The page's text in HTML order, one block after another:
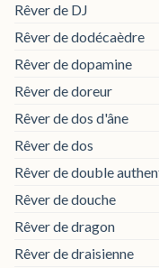
Rêver de DJ
Rêver de dodécaèdre
Rêver de dopamine
Rêver de doreur
Rêver de dos d'âne
Rêver de dos
Rêver de double
Rêver de douche
Rêver de dragon
Rêver de draisienne